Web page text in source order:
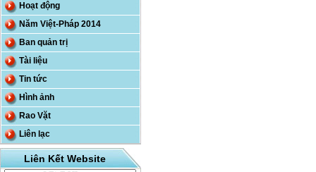
Hoạt động
Năm Việt-Pháp 2014
Ban quản trị
Tài liệu
Tin tức
Hình ảnh
Rao Vặt
Liên lạc
Liên Kết Website